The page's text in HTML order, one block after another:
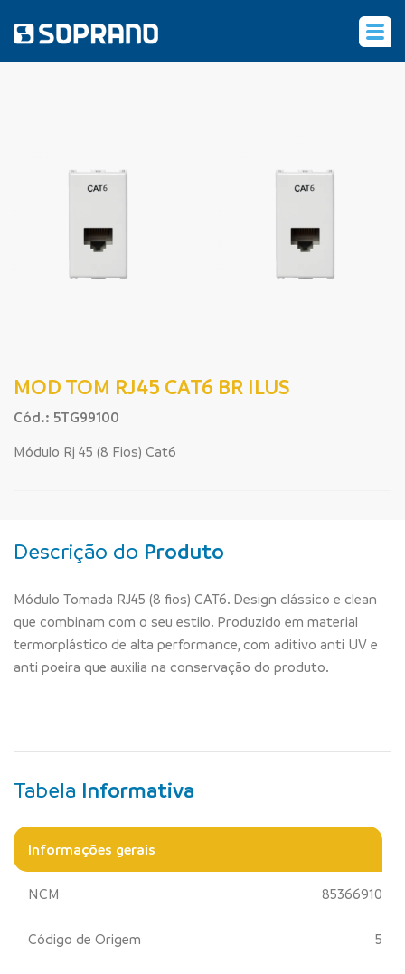
MOD TOM RJ45 CAT6 BR ILUS
Cód.: 5TG99100
Módulo Rj 45 (8 Fios) Cat6
Descrição do Produto
Módulo Tomada RJ45 (8 fios) CAT6. Design clássico e clean
que combinam com o seu estilo. Produzido em material
termorplástico de alta performance, com aditivo anti UV e
anti poeira que auxilia na conservação do produto.
Tabela Informativa
Informações gerais
NCM 85366910
Código de Origem 5